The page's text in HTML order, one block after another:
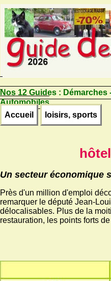
Nos 12 Guides : Démarches
Automobiles
Accueil
loisirs, sports
Un secteur économique
Près d'un million d'emploi
remarquer le député Jean-
délocalisables. Plus de la
restauration, les points forts